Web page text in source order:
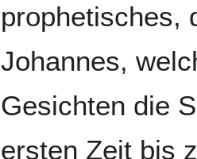
prophetisches,
Johannes,
Gesichten die
ersten Zeit bis